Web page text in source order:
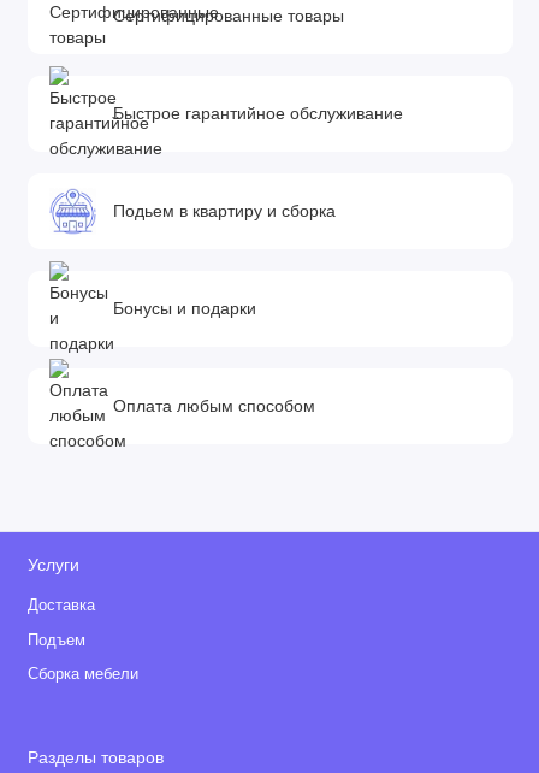
Сертифицированные товары
Быстрое гарантийное обслуживание
Подьем в квартиру и сборка
Бонусы и подарки
Оплата любым способом
Услуги
Доставка
Подъем
Сборка мебели
Разделы товаров